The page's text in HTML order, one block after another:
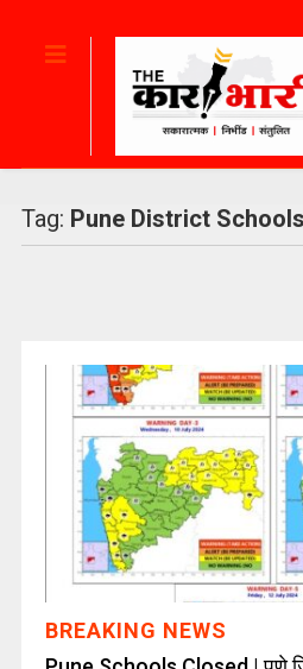
Tag: Pune District Schools
BREAKING NEWS